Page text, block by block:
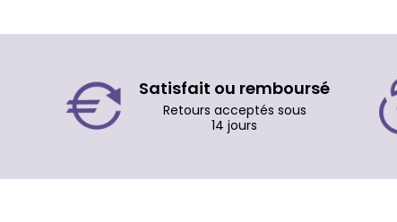
Satisfait ou remboursé
Retours acceptés sous
14 jours